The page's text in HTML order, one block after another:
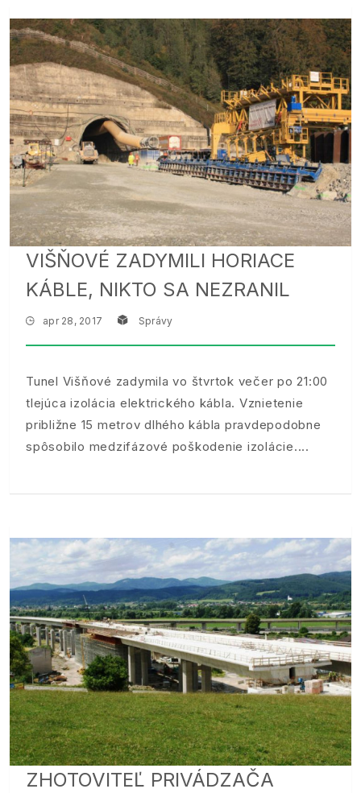
VIŠŇOVÉ ZADYMILI HORIACE
KÁBLE, NIKTO SA NEZRANIL
apr 28, 2017 Správy
Tunel Višňové zadymila vo štvrtok večer po 21:00
tlejúca izolácia elektrického kábla. Vznietenie
približne 15 metrov dlhého kábla pravdepodobne
spôsobilo medzifázové poškodenie izolácie.
ZHOTOVITEĽ PRIVÁDZAČA